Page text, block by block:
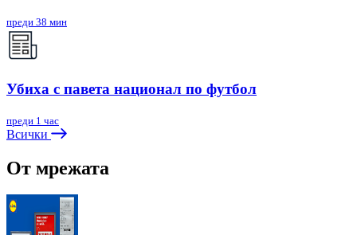
преди 38 мин
Убиха с павета национал по футбол
преди 1 час
Всички
От мрежата